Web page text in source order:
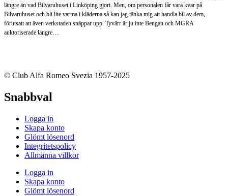
längre än vad Bilvaruhuset i Linköping gjort. Men, om personalen får vara kvar på
Bilvaruhuset och bli lite varma i kläderna så kan jag tänka mig att handla bil av dem,
förutsatt att även verkstaden snäppar upp. Tyvärr är ju inte Bengan och MGRA
auktoriserade längre…
© Club Alfa Romeo Svezia 1957-2025
Snabbval
Logga in
Skapa konto
Glömt lösenord
Integritetspolicy
Allmänna villkor
Logga in
Skapa konto
Glömt lösenord